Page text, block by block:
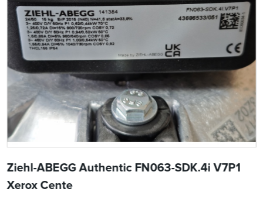
Ziehl-ABEGG Authentic FN063-SDK.4i V7P1
Xerox Cente